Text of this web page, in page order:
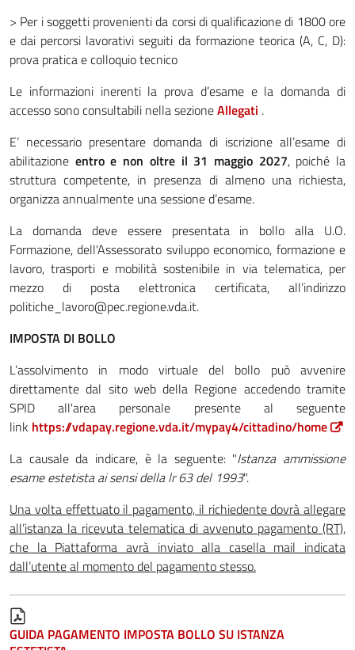
> Per i soggetti provenienti da corsi di qualificazione di 1800 ore
e dai percorsi lavorativi seguiti da formazione teorica (A, C, D):
prova pratica e colloquio tecnico
Le informazioni inerenti la prova d’esame e la domanda di
accesso sono consultabili nella sezioneAllegati .
E’ necessario presentare domanda di iscrizione all’esame di
abilitazione entro e non oltre il 31 maggio 2027, poiché la
struttura competente, in presenza di almeno una richiesta,
organizza annualmente una sessione d’esame.
La domanda deve essere presentata in bollo alla U.O.
Formazione, dell'Assessorato sviluppo economico, formazione e
lavoro, trasporti e mobilità sostenibile in via telematica, per
mezzo di posta elettronica certificata, all’indirizzo
politiche_lavoro@pec.regione.vda.it.
IMPOSTA DI BOLLO
L’assolvimento in modo virtuale del bollo può avvenire
direttamente dal sito web della Regione accedendo tramite
SPID all'area personale presente al seguente
link https://vdapay.regione.vda.it/mypay4/cittadino/home
La causale da indicare, è la seguente: "Istanza ammissione
esame estetista ai sensi della lr 63 del 1993".
Una volta effettuato il pagamento, il richiedente dovrà allegare
all’istanza la ricevuta telematica di avvenuto pagamento (RT),
che la Piattaforma avrà inviato alla casella mail indicata
dall’utente al momento del pagamento stesso.
GUIDA PAGAMENTO IMPOSTA BOLLO SU ISTANZA